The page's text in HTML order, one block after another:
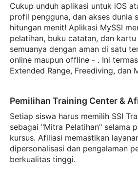
Cukup unduh aplikasi untuk iOS
profil pengguna, dan akses dunia
hitungan menit! Aplikasi MySSI
pelatihan, buku catatan, dan
semuanya dengan aman di satu
online maupun offline - . Ini
Extended Range, Freediving, dan
Pemilihan Training Center &
Setiap siswa harus memilih SSI
sebagai "Mitra Pelatihan" selama
kursus. Afiliasi memastikan
dipersonalisasi dan pengalaman
berkualitas tinggi.